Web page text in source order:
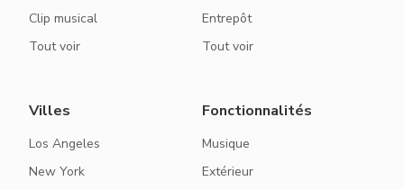
Clip musical
Tout voir
Entrepôt
Tout voir
Villes
Los Angeles
New York
Fonctionnalités
Musique
Extérieur